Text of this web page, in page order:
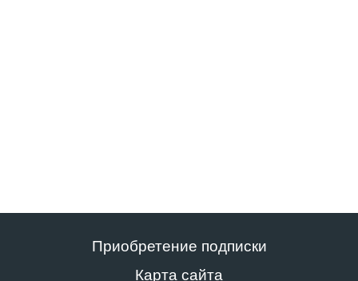
Приобретение подписки
Карта сайта